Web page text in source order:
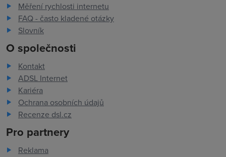
Měření rychlosti internetu
FAQ - často kladené otázky
Slovník
O společnosti
Kontakt
ADSL Internet
Kariéra
Ochrana osobních údajů
Recenze dsl.cz
Pro partnery
Reklama